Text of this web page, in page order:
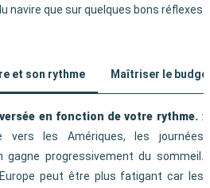
navire que sur quelques bons réflexes
et son rythme Maîtriser le
en fonction de votre rythme.:
vers les Amériques, les journées
progressivement du sommeil.
peut être plus fatigant car les